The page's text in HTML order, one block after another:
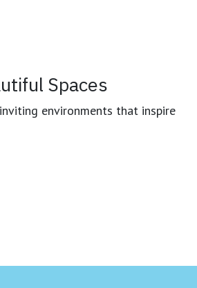
Spaces
environments that inspire